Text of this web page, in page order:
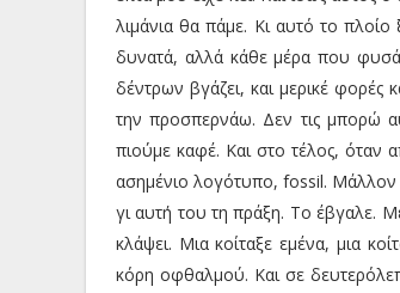
λιμάνια θα πάμε. Κι αυτό το
δυνατά, αλλά κάθε μέρα που
δέντρων βγάζει, και μερικέ φορές
την προσπερνάω. Δεν τις μπορώ
πιούμε καφέ. Και στο τέλος, όταν
ασημένιο λογότυπο, fossil. Μάλλον
γι αυτή του τη πράξη. Το έβγαλε.
κλάψει. Μια κοίταξε εμένα, μια
κόρη οφθαλμού. Και σε